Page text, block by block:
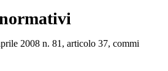
2008 n. 81, articolo 37, commi